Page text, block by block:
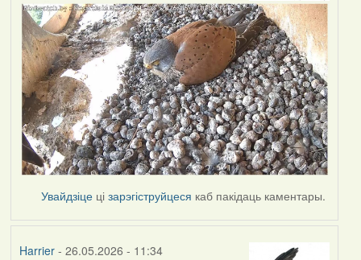
Увайдзіце цізарэгіструйцеся каб пакідаць каментары.
Harrier- 26.05.2026 - 11:34